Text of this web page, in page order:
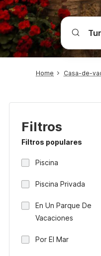
Home Casa-de-
Filtros
Filtros populares
Piscina
Piscina Privada
En Un Parque De
Vacaciones
Por El Mar